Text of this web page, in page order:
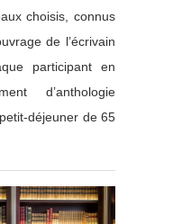
choisis, connus
de l’écrivain
participant en
d’anthologie
déjeuner de 65